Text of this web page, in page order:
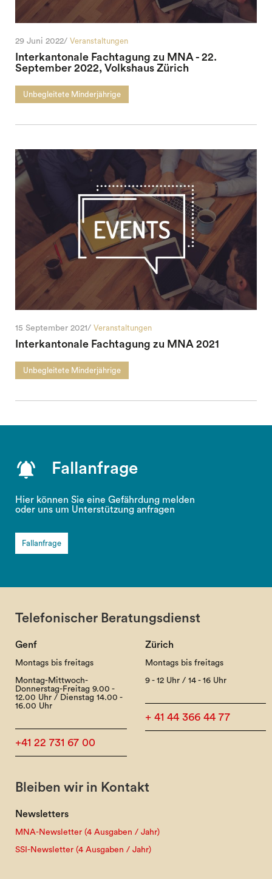
29 Juni 2022/ Veranstaltungen
Interkantonale Fachtagung zu MNA - 22.
September 2022, Volkshaus Zürich
Unbegleitete Minderjährige
15 September 2021/ Veranstaltungen
Interkantonale Fachtagung zu MNA 2021
Unbegleitete Minderjährige
Fallanfrage
Hier können Sie eine Gefährdung melden
oder uns um Unterstützung anfragen
Fallanfrage
Telefonischer Beratungsdienst
Genf
Montags bis freitags
Montag-Mittwoch-
Donnerstag-Freitag 9.00 -
12.00 Uhr / Dienstag 14.00 -
16.00 Uhr
+41 22 731 67 00
Zürich
Montags bis freitags
9 - 12 Uhr / 14 - 16 Uhr
+ 41 44 366 44 77
Bleiben wir in Kontakt
Newsletters
MNA-Newsletter (4 Ausgaben / Jahr)
SSI-Newsletter (4 Ausgaben / Jahr)